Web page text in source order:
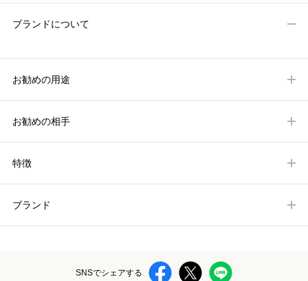
ブランドについて
お勧めの用途
お勧めの相手
特徴
ブランド
SNSでシェアする